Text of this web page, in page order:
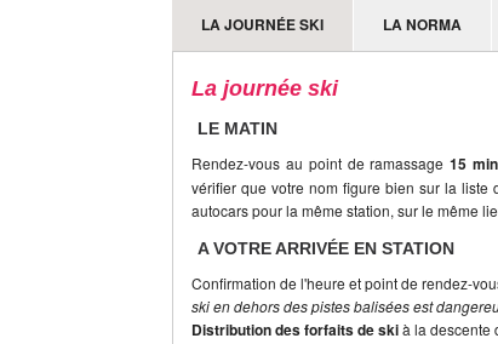
LA JOURNÉE SKI LA NORMA
La journée ski
LE MATIN
Rendez-vous au point de ramassage15
vérifier que votre nom figure bien sur la liste
autocars pour la même station, sur le même
A VOTRE ARRIVÉE EN STATION
Confirmation de l'heure et point de rendez-
ski en dehors des pistes balisées est
Distribution des forfaits de skià la descente